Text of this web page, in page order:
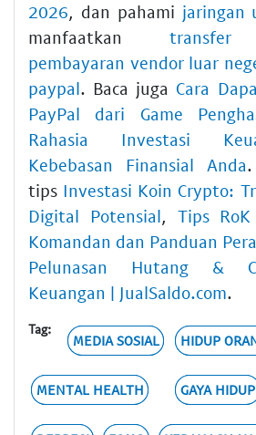
2026, dan pahami jaringan
manfaatkan transfer
pembayaran vendor luar
paypal. Baca juga Cara
PayPal dari Game
Rahasia Investasi
Kebebasan Finansial Anda
tips Investasi Koin Crypto:
Digital Potensial, Tips
Komandan dan Panduan
Pelunasan Hutang &
Keuangan | JualSaldo.com.
Tag:
MEDIA SOSIAL HIDUP
MENTAL HEALTH GAYA HIDUP